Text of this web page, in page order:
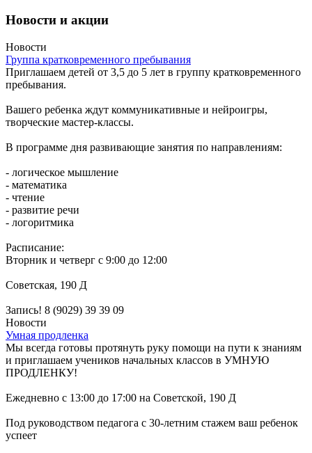
Новости и акции
Новости
Группа кратковременного пребывания
Приглашаем детей от 3,5 до 5 лет в группу кратковременного
пребывания.
Вашего ребенка ждут коммуникативные и нейроигры,
творческие мастер-классы.
В программе дня развивающие занятия по направлениям:
- логическое мышление
- математика
- чтение
- развитие речи
- логоритмика
Расписание:
Вторник и четверг с 9:00 до 12:00
Советская, 190 Д
Запись! 8 (9029) 39 39 09
Новости
Умная продленка
Мы всегда готовы протянуть руку помощи на пути к знаниям
и приглашаем учеников начальных классов в УМНУЮ
ПРОДЛЕНКУ!
Ежедневно с 13:00 до 17:00 на Советской, 190 Д
Под руководством педагога с 30-летним стажем ваш ребенок
успеет